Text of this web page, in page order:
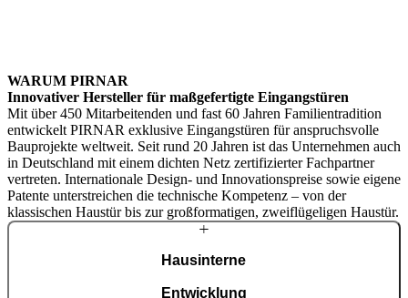
WARUM PIRNAR
Innovativer Hersteller für maßgefertigte Eingangstüren
Mit über 450 Mitarbeitenden und fast 60 Jahren Familientradition
entwickelt PIRNAR exklusive Eingangstüren für anspruchsvolle
Bauprojekte weltweit. Seit rund 20 Jahren ist das Unternehmen auch
in Deutschland mit einem dichten Netz zertifizierter Fachpartner
vertreten. Internationale Design- und Innovationspreise sowie eigene
Patente unterstreichen die technische Kompetenz – von der
klassischen Haustür bis zur großformatigen, zweiflügeligen Haustür.
Hausinterne
Entwicklung